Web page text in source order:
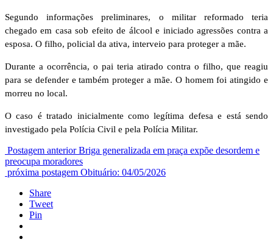
Segundo informações preliminares, o militar reformado teria
chegado em casa sob efeito de álcool e iniciado agressões contra a
esposa. O filho, policial da ativa, interveio para proteger a mãe.
Durante a ocorrência, o pai teria atirado contra o filho, que reagiu
para se defender e também proteger a mãe. O homem foi atingido e
morreu no local.
O caso é tratado inicialmente como legítima defesa e está sendo
investigado pela Polícia Civil e pela Polícia Militar.
Postagem anterior Briga generalizada em praça expõe desordem e
preocupa moradores
próxima postagem Obituário: 04/05/2026
Share
Tweet
Pin